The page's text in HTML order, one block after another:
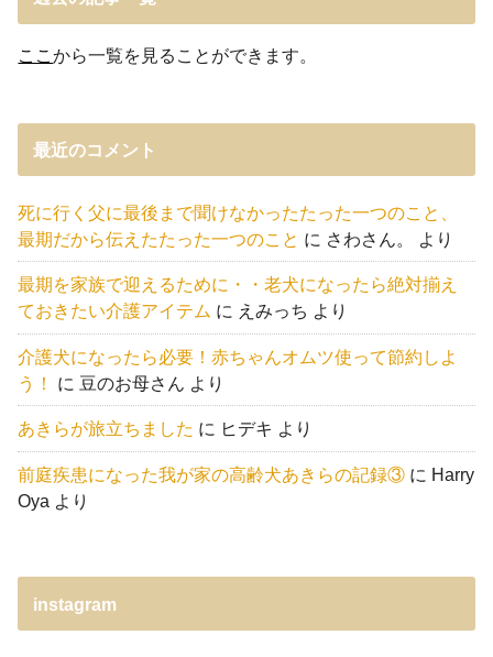
ここから一覧を見ることができます。
最近のコメント
死に行く父に最後まで聞けなかったたった一つのこと、
最期だから伝えたたった一つのこと に さわさん。 より
最期を家族で迎えるために・・老犬になったら絶対揃え
ておきたい介護アイテム に えみっち より
介護犬になったら必要！赤ちゃんオムツ使って節約しよ
う！
に 豆のお母さん より
あきらが旅立ちました に ヒデキ より
前庭疾患になった我が家の高齢犬あきらの記録③ に Harry
Oya より
instagram